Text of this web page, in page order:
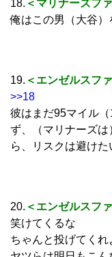
18. ＜マリナーズフ
俺はこの男（大谷）
19. ＜エンゼルスフ
>>18
彼はまだ95マイル
ず、（マリナーズ
ら、リスクは避けた
20. ＜エンゼルスフ
笑けてくるな
ちゃんと投げてく